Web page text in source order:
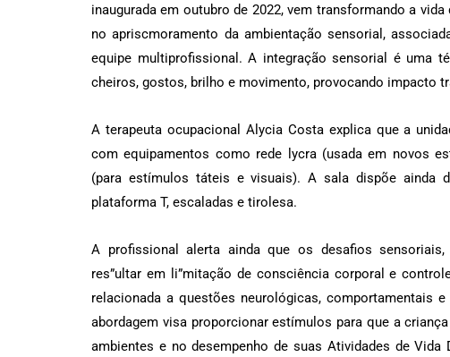
inaugurada em outubro de 2022, vem transformando a
no apriscmoramento da ambientação sensorial,
equipe multiprofissional. A integração sensorial é uma
cheiros, gostos, brilho e movimento, provocando impacto
A terapeuta ocupacional Alycia Costa explica que a
com equipamentos como rede lycra (usada em novos
(para estímulos táteis e visuais). A sala dispõe ainda
plataforma T, escaladas e tirolesa.
A profissional alerta ainda que os desafios
res”ultar em li”mitação de consciência corporal e
relacionada a questões neurológicas, comportamentais
abordagem visa proporcionar estímulos para que a
ambientes e no desempenho de suas Atividades de